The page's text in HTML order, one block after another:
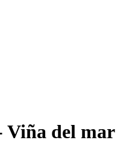
Viña del mar